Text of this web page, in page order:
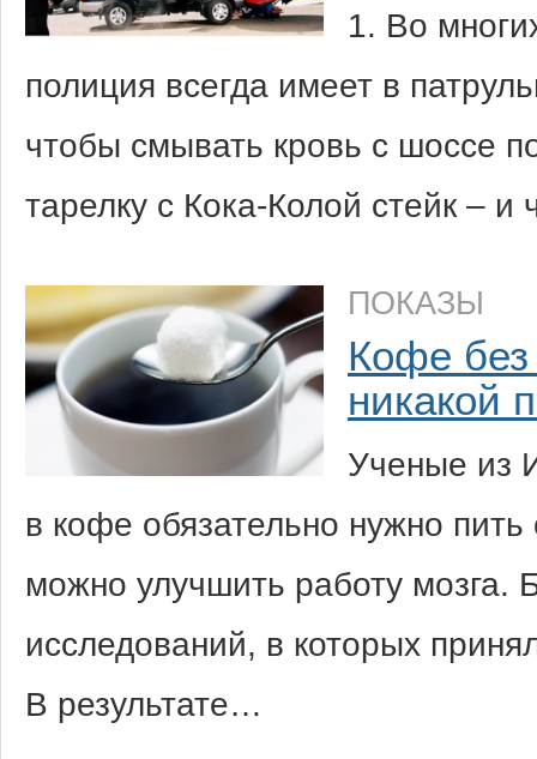
1. Во
полиция всегда имеет в
чтобы смывать кровь с шоссе
тарелку с Кока-Колой стейк –
ПОКАЗЫ
Кофе без
никакой
Ученые из
в кофе обязательно нужно
можно улучшить работу мозга.
исследований, в которых
В результате…